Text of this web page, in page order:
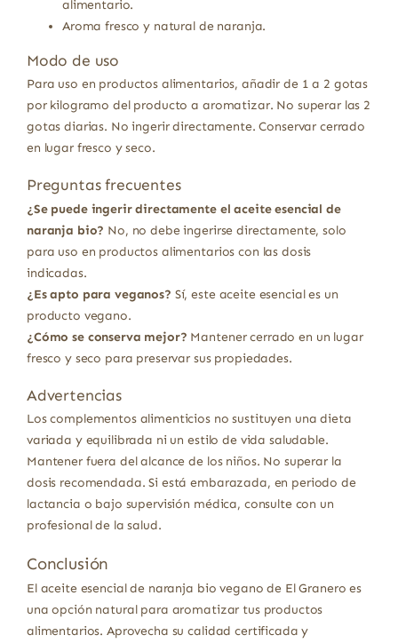
alimentario.
Aroma fresco y natural de naranja.
Modo de uso
Para uso en productos alimentarios, añadir de 1 a 2 gotas
por kilogramo del producto a aromatizar. No superar las 2
gotas diarias. No ingerir directamente. Conservar cerrado
en lugar fresco y seco.
Preguntas frecuentes
¿Se puede ingerir directamente el aceite esencial de
naranja bio? No, no debe ingerirse directamente, solo
para uso en productos alimentarios con las dosis
indicadas.
¿Es apto para veganos? Sí, este aceite esencial es un
producto vegano.
¿Cómo se conserva mejor? Mantener cerrado en un lugar
fresco y seco para preservar sus propiedades.
Advertencias
Los complementos alimenticios no sustituyen una dieta
variada y equilibrada ni un estilo de vida saludable.
Mantener fuera del alcance de los niños. No superar la
dosis recomendada. Si está embarazada, en periodo de
lactancia o bajo supervisión médica, consulte con un
profesional de la salud.
Conclusión
El aceite esencial de naranja bio vegano de El Granero es
una opción natural para aromatizar tus productos
alimentarios. Aprovecha su calidad certificada y